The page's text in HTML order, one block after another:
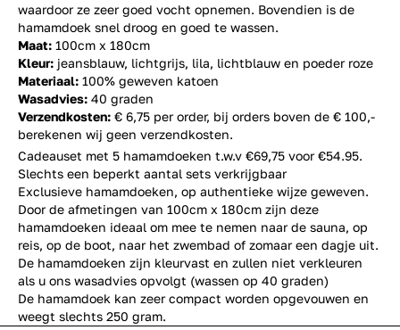
waardoor ze zeer goed vocht opnemen. Bovendien is de
hamamdoek snel droog en goed te wassen.
Maat: 100cm x 180cm
Kleur: jeansblauw, lichtgrijs, lila, lichtblauw en poeder roze
Materiaal: 100% geweven katoen
Wasadvies: 40 graden
Verzendkosten: € 6,75 per order, bij orders boven de € 100,-
berekenen wij geen verzendkosten.
Cadeauset met 5 hamamdoeken t.w.v €69,75 voor €54.95.
Slechts een beperkt aantal sets verkrijgbaar
Exclusieve hamamdoeken, op authentieke wijze geweven.
Door de afmetingen van 100cm x 180cm zijn deze
hamamdoeken ideaal om mee te nemen naar de sauna, op
reis, op de boot, naar het zwembad of zomaar een dagje uit.
De hamamdoeken zijn kleurvast en zullen niet verkleuren
als u ons wasadvies opvolgt (wassen op 40 graden)
De hamamdoek kan zeer compact worden opgevouwen en
weegt slechts 250 gram.